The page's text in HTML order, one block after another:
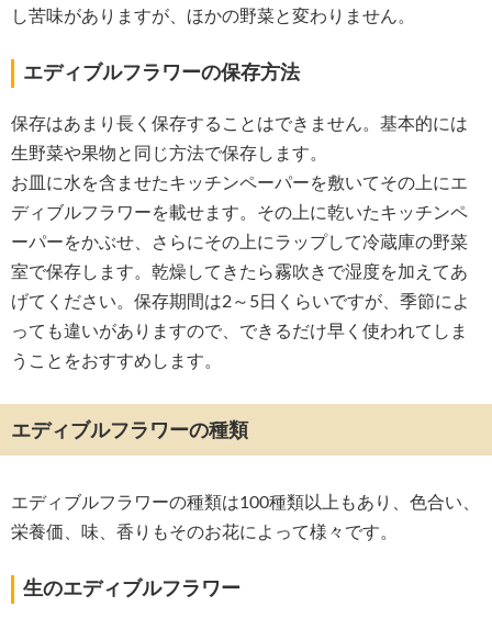
し苦味がありますが、ほかの野菜と変わりません。
エディブルフラワーの保存方法
保存はあまり長く保存することはできません。基本的には
生野菜や果物と同じ方法で保存します。
お皿に水を含ませたキッチンペーパーを敷いてその上にエ
ディブルフラワーを載せます。その上に乾いたキッチンペ
ーパーをかぶせ、さらにその上にラップして冷蔵庫の野菜
室で保存します。乾燥してきたら霧吹きで湿度を加えてあ
げてください。保存期間は2～5日くらいですが、季節によ
っても違いがありますので、できるだけ早く使われてしま
うことをおすすめします。
エディブルフラワーの種類
エディブルフラワーの種類は100種類以上もあり、色合い、
栄養価、味、香りもそのお花によって様々です。
生のエディブルフラワー